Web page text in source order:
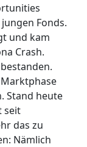
Fonds.
und kam
Crash.
Stand heute
seit
das zu
Nämlich